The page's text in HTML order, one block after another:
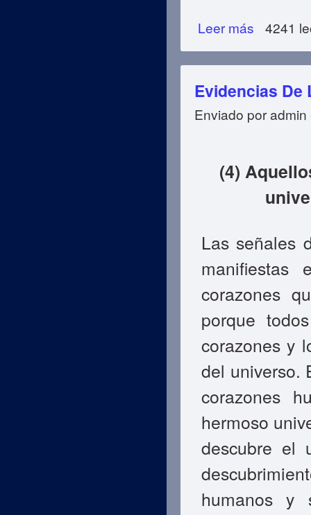
Leer más sobre
4241
Evidencias De
Enviado poradmin
(4)
Las señales
corazones
porque
corazones y
del universo.
corazones
hermoso
descubre el
humanos y